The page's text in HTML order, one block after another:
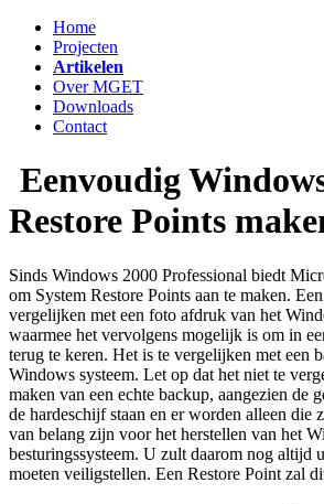
Home
Projecten
Artikelen
Over MGET
Downloads
Contact
Eenvoudig
Restore Points
Sinds Windows 2000 Professional biedt
om System Restore Points aan te maken.
vergelijken met een foto afdruk van het
waarmee het vervolgens mogelijk is om in
terug te keren. Het is te vergelijken met een
Windows systeem. Let op dat het niet te
maken van een echte backup, aangezien de
de hardeschijf staan en er worden alleen die
van belang zijn voor het herstellen van het
besturingssysteem. U zult daarom nog altijd
moeten veiligstellen. Een Restore Point zal